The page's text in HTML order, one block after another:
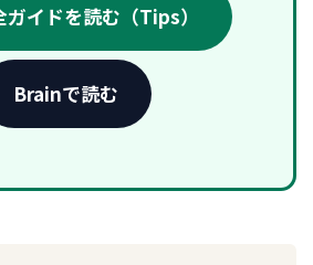
イドを読む（Tips）
Brainで読む